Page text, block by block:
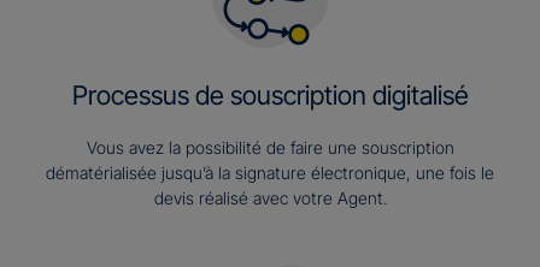
Processus de souscription digitalisé
Vous avez la possibilité de faire une souscription
dématérialisée jusqu’à la signature électronique, une fois le
devis réalisé avec votre Agent.